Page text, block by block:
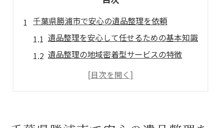
千葉県勝浦市で安心の遺品整理を依頼
遺品整理を安心して任せるための基本知識
遺品整理の地域密着型サービスの特徴
勝浦市の遺品整理で重視すべきポイント